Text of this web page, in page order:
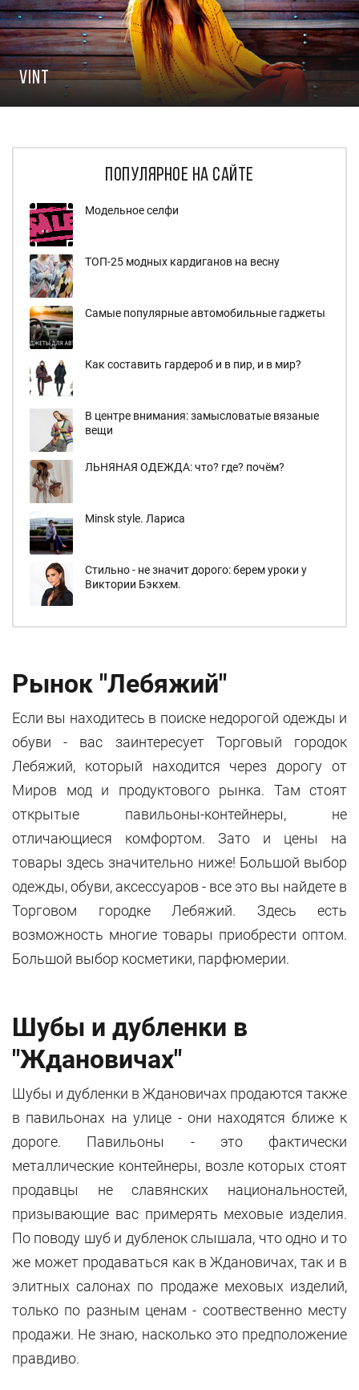
Vint
популярное на сайте
Модельное селфи
ТОП-25 модных кардиганов на весну
Самые популярные автомобильные гаджеты
Как составить гардероб и в пир, и в мир?
В центре внимания: замысловатые вязаные
вещи
ЛЬНЯНАЯ ОДЕЖДА: что? где? почём?
Minsk style. Лариса
Стильно - не значит дорого: берем уроки у
Виктории Бэкхем.
Рынок "Лебяжий"
Если вы находитесь в поиске недорогой одежды и
обуви - вас заинтересует Торговый городок
Лебяжий, который находится через дорогу от
Миров мод и продуктового рынка. Там стоят
открытые павильоны-контейнеры, не
отличающиеся комфортом. Зато и цены на
товары здесь значительно ниже! Большой выбор
одежды, обуви, аксессуаров - все это вы найдете в
Торговом городке Лебяжий. Здесь есть
возможность многие товары приобрести оптом.
Большой выбор косметики, парфюмерии.
Шубы и дубленки в
"Ждановичах"
Шубы и дубленки в Ждановичах продаются также
в павильонах на улице - они находятся ближе к
дороге. Павильоны - это фактически
металлические контейнеры, возле которых стоят
продавцы не славянских национальностей,
призывающие вас примерять меховые изделия.
По поводу шуб и дубленок слышала, что одно и то
же может продаваться как в Ждановичах, так и в
элитных салонах по продаже меховых изделий,
только по разным ценам - соотвественно месту
продажи. Не знаю, насколько это предположение
правдиво.